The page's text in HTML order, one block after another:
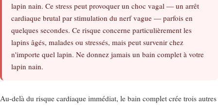
lapin nain. Ce stress peut provoquer un choc vagal — un arrêt
cardiaque brutal par stimulation du nerf vague — parfois en
quelques secondes. Ce risque concerne particulièrement les
lapins âgés, malades ou stressés, mais peut survenir chez
n'importe quel lapin. Ne donnez jamais un bain complet à votre
lapin nain.
Au-delà du risque cardiaque immédiat, le bain complet crée trois autres